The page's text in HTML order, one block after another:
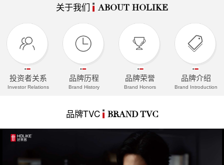
关于我们 ABOUT HOLIKE
投资者关系
Investor Relations
品牌历程
Brand History
品牌荣誉
Brand Honors
品牌介绍
Brand Introduction
品牌TVC BRAND TVC